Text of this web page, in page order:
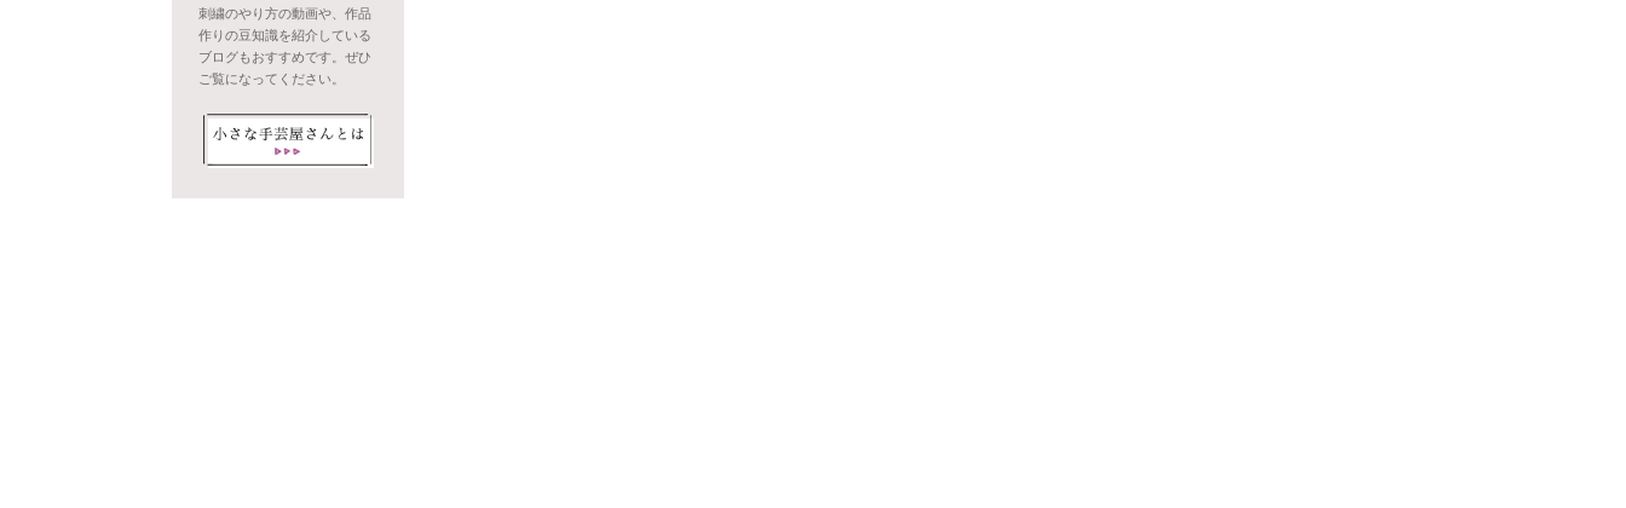
刺繍のやり方の動画や、作品
作りの豆知識を紹介している
ブログもおすすめです。ぜひ
ご覧になってください。